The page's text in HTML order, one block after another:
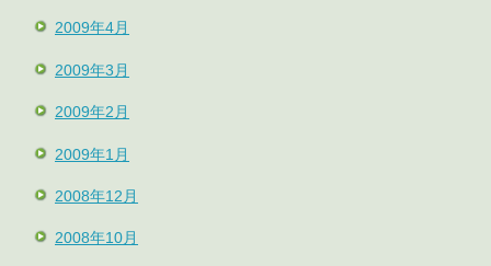
2009年4月
2009年3月
2009年2月
2009年1月
2008年12月
2008年10月